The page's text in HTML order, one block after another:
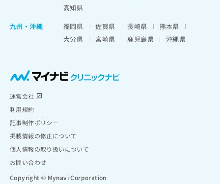
高知県
九州・沖縄
福岡県 佐賀県 長崎県
熊本県
大分県
宮崎県 鹿児島県 沖縄県
運営会社
利用規約
記事制作ポリシー
掲載情報の修正について
個人情報の取り扱いについて
お問い合わせ
Copyright © Mynavi Corporation